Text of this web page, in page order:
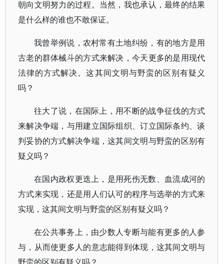
朝向文明努力的过程。当然，我也承认，最终的结果
是什么样的谁也不敢保证。
我曾举例说，农村常有土地纠纷，有的地方是用
古老的群体械斗的方式来解决，今天更多的是用现代
法律的方式解决。这其间文明与野蛮的区别有疑义
吗？
往大了说，在国际上，用不断的战争征伐的方式
来解决争端，与用建立国际组织、订立国际条约、谈
判妥协的方式解决争端，这其间文明与野蛮的区别有
疑义吗？
在国内政权更迭上，是用死伤无数、血流成河的
方式来实现，还是用人们认可的程序与选举的方式来
实现，这其间文明与野蛮的区别有疑义吗？
在公共事务上，由少数人专断与能有更多的人参
与，从而使更多人的意志能得到体现，这其间文明与